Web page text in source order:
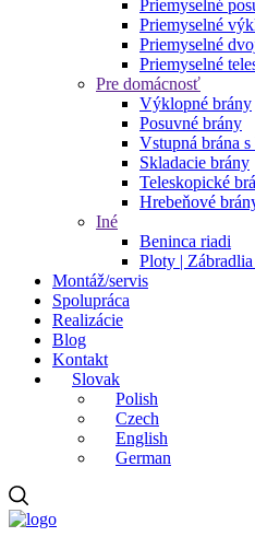
Priemyselné
Priemyselné
Priemyselné
Priemyselné
Pre domácnosť
Výklopné brány
Posuvné brány
Vstupná brána
Skladacie brány
Teleskopické
Hrebeňové
Iné
Beninca riadi
Ploty |
Montáž/servis
Spolupráca
Realizácie
Blog
Kontakt
Slovak
Polish
Czech
English
German